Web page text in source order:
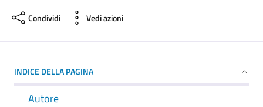
Condividi Vedi azioni
INDICE DELLA PAGINA
Autore